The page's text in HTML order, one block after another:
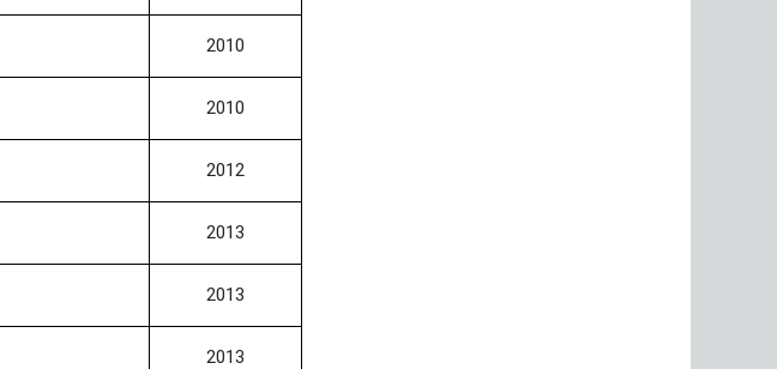
2010
2010
2012
2013
2013
2013